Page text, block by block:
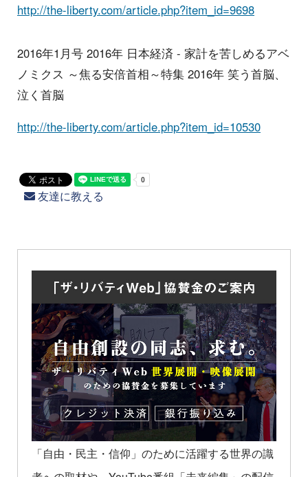
http://the-liberty.com/article.php?item_id=9698
2016年1月号 2016年 日本経済 - 家計を苦しめるアベ
ノミクス ～焦る安倍首相～特集 2016年 笑う首脳、
泣く首脳
http://the-liberty.com/article.php?item_id=10530
友達に教える
「自由・民主・信仰」のために活躍する世界の識